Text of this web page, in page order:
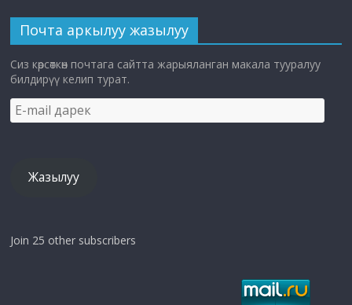
Почта аркылуу жазылуу
Сиз көрсөткөн почтага сайтта жарыяланган макала тууралуу
билдирүү келип турат.
E-
mail
Жазылуу
Join 25 other subscribers